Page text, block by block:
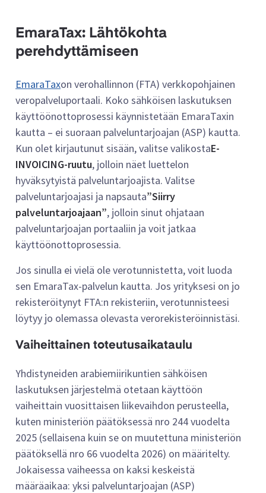
EmaraTax: Lähtökohta
perehdyttämiseen
EmaraTaxon verohallinnon (FTA) verkkopohjainen
veropalveluportaali. Koko sähköisen laskutuksen
käyttöönottoprosessi käynnistetään EmaraTaxin
kautta – ei suoraan palveluntarjoajan (ASP) kautta.
Kun olet kirjautunut sisään, valitse valikostaE-
INVOICING-ruutu, jolloin näet luettelon
hyväksytyistä palveluntarjoajista. Valitse
palveluntarjoajasi ja napsauta”Siirry
palveluntarjoajaan”, jolloin sinut ohjataan
palveluntarjoajan portaaliin ja voit jatkaa
käyttöönottoprosessia.
Jos sinulla ei vielä ole verotunnistetta, voit luoda
sen EmaraTax-palvelun kautta. Jos yrityksesi on jo
rekisteröitynyt FTA:n rekisteriin, verotunnisteesi
löytyy jo olemassa olevasta verorekisteröinnistäsi.
Vaiheittainen toteutusaikataulu
Yhdistyneiden arabiemiirikuntien sähköisen
laskutuksen järjestelmä otetaan käyttöön
vaiheittain vuosittaisen liikevaihdon perusteella,
kuten ministeriön päätöksessä nro 244 vuodelta
2025 (sellaisena kuin se on muutettuna ministeriön
päätöksellä nro 66 vuodelta 2026) on määritelty.
Jokaisessa vaiheessa on kaksi keskeistä
määräaikaa: yksi palveluntarjoajan (ASP)